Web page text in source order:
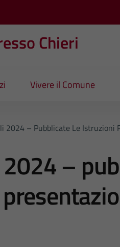
Chieri
Vivere il Comune
2024 – Pubblicate Le Istruzioni
–